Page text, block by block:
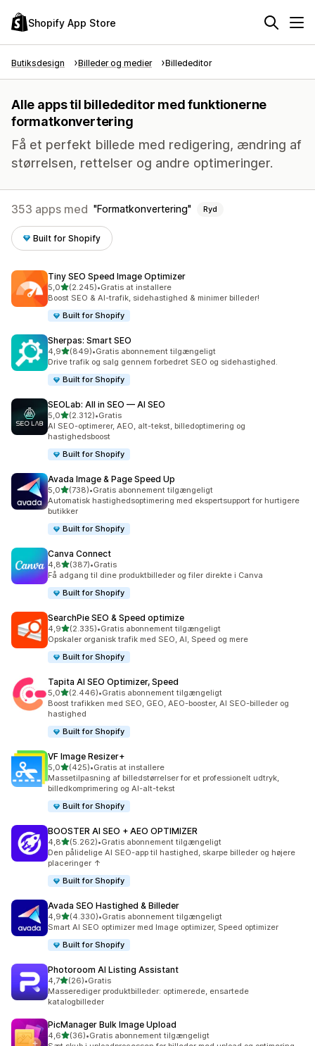
Shopify App Store
Butiksdesign Billeder og medier Billededitor
Alle apps til billededitor med funktionerne
formatkonvertering
Få et perfekt billede med redigering, ændring af
størrelsen, rettelser og andre optimeringer.
353 apps med Formatkonvertering Ryd
Built for Shopify
Tiny SEO Speed Image Optimizer
5,0ud af 5 stjerner
(2.245)
2245 anmeldelser i alt
•Gratis at installere
Boost SEO & AI-trafik, sidehastighed & minimer billeder!
Built for Shopify
Sherpas: Smart SEO
4,9ud af 5 stjerner
(849)
849 anmeldelser i alt
•Gratis abonnement tilgængeligt
Drive trafik og salg gennem forbedret SEO og sidehastighed.
Built for Shopify
SEOLab: All in SEO — AI SEO
5,0ud af 5 stjerner
(2.312)
2312 anmeldelser i alt
•Gratis
AI SEO-optimerer, AEO, alt-tekst, billedoptimering og
hastighedsboost
Built for Shopify
Avada Image & Page Speed Up
5,0ud af 5 stjerner
(738)
738 anmeldelser i alt
•Gratis abonnement tilgængeligt
Automatisk hastighedsoptimering med ekspertsupport for hurtigere
butikker
Built for Shopify
Canva Connect
4,8ud af 5 stjerner
(387)
387 anmeldelser i alt
•Gratis
Få adgang til dine produktbilleder og filer direkte i Canva
Built for Shopify
SearchPie SEO & Speed optimize
4,9ud af 5 stjerner
(2.335)
2335 anmeldelser i alt
•Gratis abonnement tilgængeligt
Opskaler organisk trafik med SEO, AI, Speed og mere
Built for Shopify
Tapita AI SEO Optimizer, Speed
5,0ud af 5 stjerner
(2.446)
2446 anmeldelser i alt
•Gratis abonnement tilgængeligt
Boost trafikken med SEO, GEO, AEO-booster, AI SEO-billeder og
hastighed
Built for Shopify
VF Image Resizer+
5,0ud af 5 stjerner
(425)
425 anmeldelser i alt
•Gratis at installere
Massetilpasning af billedstørrelser for et professionelt udtryk,
billedkomprimering og AI-alt-tekst
Built for Shopify
BOOSTER AI SEO + AEO OPTIMIZER
4,8ud af 5 stjerner
(5.262)
5262 anmeldelser i alt
•Gratis abonnement tilgængeligt
Den pålidelige AI SEO-app til hastighed, skarpe billeder og højere
placeringer ↑
Built for Shopify
Avada SEO Hastighed & Billeder
4,9ud af 5 stjerner
(4.330)
4330 anmeldelser i alt
•Gratis abonnement tilgængeligt
Smart AI SEO optimizer med Image optimizer, Speed optimizer
Built for Shopify
Photoroom AI Listing Assistant
4,7ud af 5 stjerner
(26)
26 anmeldelser i alt
•Gratis
Masserediger produktbilleder: optimerede, ensartede
katalogbilleder
PicManager Bulk Image Upload
4,6ud af 5 stjerner
(36)
36 anmeldelser i alt
•Gratis abonnement tilgængeligt